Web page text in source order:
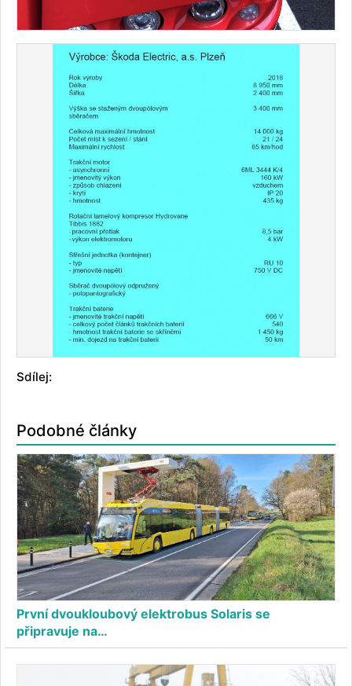
Sdílej:
Podobné články
První dvoukloubový elektrobus Solaris se
připravuje na…